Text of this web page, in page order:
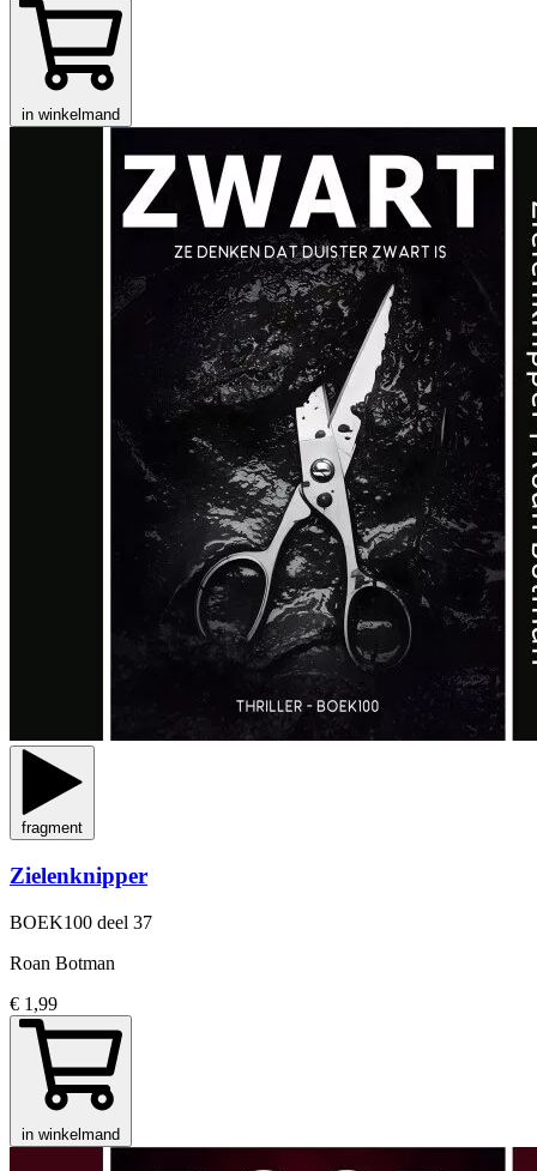
in winkelmand
fragment
Zielenknipper
BOEK100 deel 37
Roan Botman
€ 1,99
in winkelmand